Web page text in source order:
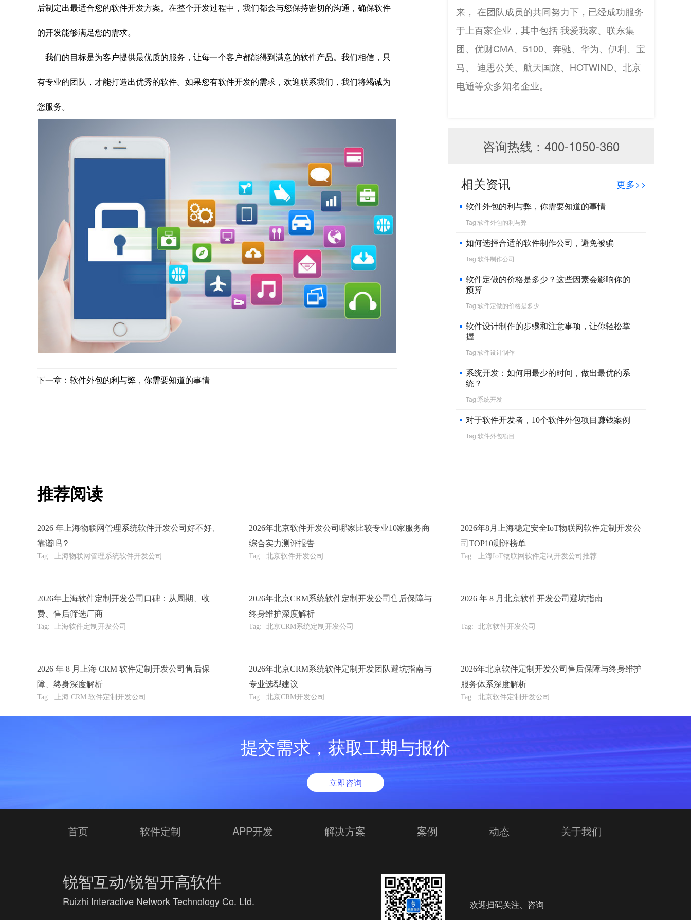
后制定出最适合您的软件开发方案。在整个开发过程中，我们都会与您保持密切的沟通，确保软件
的开发能够满足您的需求。
我们的目标是为客户提供最优质的服务，让每一个客户都能得到满意的软件产品。我们相信，只
有专业的团队，才能打造出优秀的软件。如果您有软件开发的需求，欢迎联系我们，我们将竭诚为
您服务。
下一章：软件外包的利与弊，你需要知道的事情
来， 在团队成员的共同努力下，已经成功服务
于上百家企业，其中包括 我爱我家、联东集
团、优财CMA、5100、奔驰、华为、伊利、宝
马、 迪思公关、航天国旅、HOTWIND、北京
电通等众多知名企业。
咨询热线：400-1050-360
相关资讯 更多>>
软件外包的利与弊，你需要知道的事情
Tag:软件外包的利与弊
如何选择合适的软件制作公司，避免被骗
Tag:软件制作公司
软件定做的价格是多少？这些因素会影响你的
预算
Tag:软件定做的价格是多少
软件设计制作的步骤和注意事项，让你轻松掌
握
Tag:软件设计制作
系统开发：如何用最少的时间，做出最优的系
统？
Tag:系统开发
对于软件开发者，10个软件外包项目赚钱案例
Tag:软件外包项目
推荐阅读
2026 年上海物联网管理系统软件开发公司好不好、
靠谱吗？
Tag: 上海物联网管理系统软件开发公司
2026年北京软件开发公司哪家比较专业10家服务商
综合实力测评报告
Tag: 北京软件开发公司
2026年8月上海稳定安全IoT物联网软件定制开发公
司TOP10测评榜单
Tag: 上海IoT物联网软件定制开发公司推荐
2026年上海软件定制开发公司口碑：从周期、收
费、售后筛选厂商
Tag: 上海软件定制开发公司
2026年北京CRM系统软件定制开发公司售后保障与
终身维护深度解析
Tag: 北京CRM系统定制开发公司
2026 年 8 月北京软件开发公司避坑指南
Tag: 北京软件开发公司
2026 年 8 月上海 CRM 软件定制开发公司售后保
障、终身深度解析
Tag: 上海 CRM 软件定制开发公司
2026年北京CRM系统软件定制开发团队避坑指南与
专业选型建议
Tag: 北京CRM开发公司
2026年北京软件定制开发公司售后保障与终身维护
服务体系深度解析
Tag: 北京软件定制开发公司
提交需求，获取工期与报价
立即咨询
首页 软件定制 APP开发 解决方案 案例 动态 关于我们
锐智互动/锐智开高软件
Ruizhi Interactive Network Technology Co. Ltd. 欢迎扫码关注、咨询